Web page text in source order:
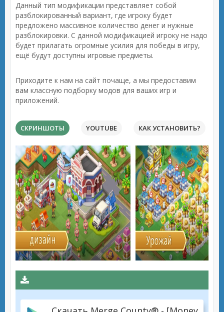
Данный тип модификации представляет собой
разблокированный вариант, где игроку будет
предложено массивное количество денег и нужные
разблокировки. С данной модификацией игроку не надо
будет прилагать огромные усилия для победы в игру,
ещё будут доступны игровые предметы.
Приходите к нам на сайт почаще, а мы предоставим
вам классную подборку модов для ваших игр и
приложений.
СКРИНШОТЫ YOUTUBE КАК УСТАНОВИТЬ?